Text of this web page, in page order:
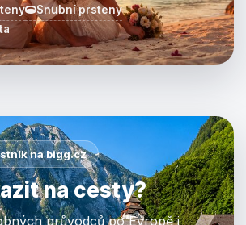
Snubní prsteny
na bigg.cz
na cesty?
průvodců po Evropě i